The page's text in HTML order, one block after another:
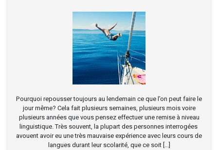
Pourquoi repousser toujours au lendemain ce que l’on peut faire le
jour même? Cela fait plusieurs semaines, plusieurs mois voire
plusieurs années que vous pensez effectuer une remise à niveau
linguistique. Très souvent, la plupart des personnes interrogées
avouent avoir eu une très mauvaise expérience avec leurs cours de
langues durant leur scolarité, que ce soit [...]